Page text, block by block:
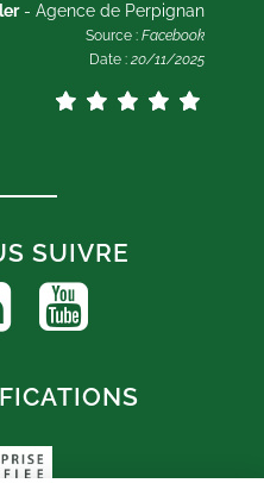
- Agence de Perpignan
Source : Facebook
Date : 20/11/2025
SUIVRE